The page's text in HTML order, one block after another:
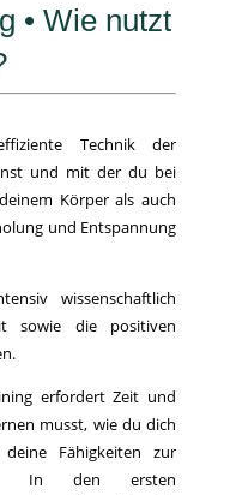
• Wie nutzt
Technik der
und mit der du bei
Körper als auch
und Entspannung
wissenschaftlich
sowie die positiven
erfordert Zeit und
musst, wie du dich
Fähigkeiten zur
In den ersten